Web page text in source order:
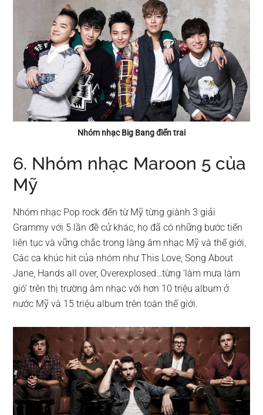
Nhóm nhạc Big Bang điển trai
6. Nhóm nhạc Maroon 5 của
Mỹ
Nhóm nhạc Pop rock đến từ Mỹ từng giành 3 giải
Grammy với 5 lần đề cử khác, họ đã có những bước tiến
liên tục và vững chắc trong làng âm nhạc Mỹ và thế giới.
Các ca khúc hit của nhóm như This Love, Song About
Jane, Hands all over, Overexplosed…từng ‘làm mưa làm
gió’ trên thị trường âm nhạc với hơn 10 triệu album ở
nước Mỹ và 15 triệu album trên toàn thế giới.